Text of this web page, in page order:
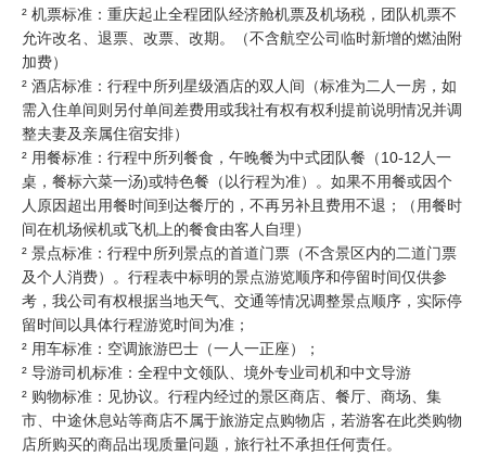
² 机票标准：重庆起止全程团队经济舱机票及机场税，团队机票不
允许改名、退票、改票、改期。（不含航空公司临时新增的燃油附
加费）
² 酒店标准：行程中所列星级酒店的双人间（标准为二人一房，如
需入住单间则另付单间差费用或我社有权有权利提前说明情况并调
整夫妻及亲属住宿安排）
² 用餐标准：行程中所列餐食，午晚餐为中式团队餐（10-12人一
桌，餐标六菜一汤)或特色餐（以行程为准）。如果不用餐或因个
人原因超出用餐时间到达餐厅的，不再另补且费用不退；（用餐时
间在机场候机或飞机上的餐食由客人自理）
² 景点标准：行程中所列景点的首道门票（不含景区内的二道门票
及个人消费）。行程表中标明的景点游览顺序和停留时间仅供参
考，我公司有权根据当地天气、交通等情况调整景点顺序，实际停
留时间以具体行程游览时间为准；
² 用车标准：空调旅游巴士（一人一正座）；
² 导游司机标准：全程中文领队、境外专业司机和中文导游
² 购物标准：见协议。行程内经过的景区商店、餐厅、商场、集
市、中途休息站等商店不属于旅游定点购物店，若游客在此类购物
店所购买的商品出现质量问题，旅行社不承担任何责任。